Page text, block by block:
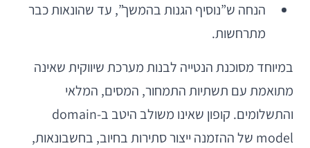
הנחה ש”נוסיף הגנות בהמשך”, עד שהונאות כבר
מתרחשות.
במיוחד מסוכנת הנטייה לבנות מערכת שיווקית שאינה
מתואמת עם תשתיות התמחור, המסים, המלאי
והתשלומים. קופון שאינו משולב היטב ב-domain
model של ההזמנה ייצור סתירות בחיוב, בחשבונאות,